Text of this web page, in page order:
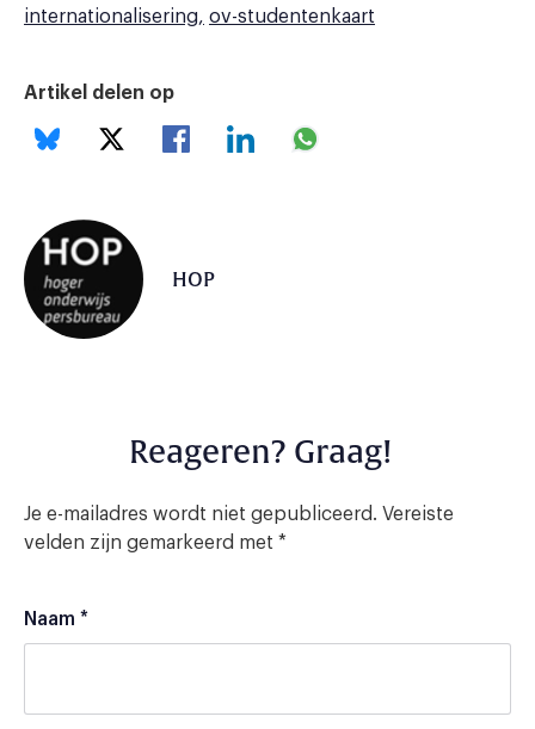
internationalisering
ov-studentenkaart
Artikel delen op
HOP
Reageren? Graag!
Je e-mailadres wordt niet gepubliceerd. Vereiste
velden zijn gemarkeerd met *
Naam *